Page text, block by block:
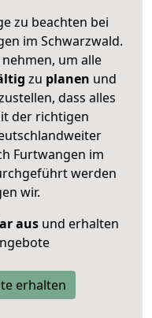
zu beachten bei
im Schwarzwald.
um alle
zu planen und
dass alles
der richtigen
Furtwangen im
werden
wir.
ausund erhalten
erhalten